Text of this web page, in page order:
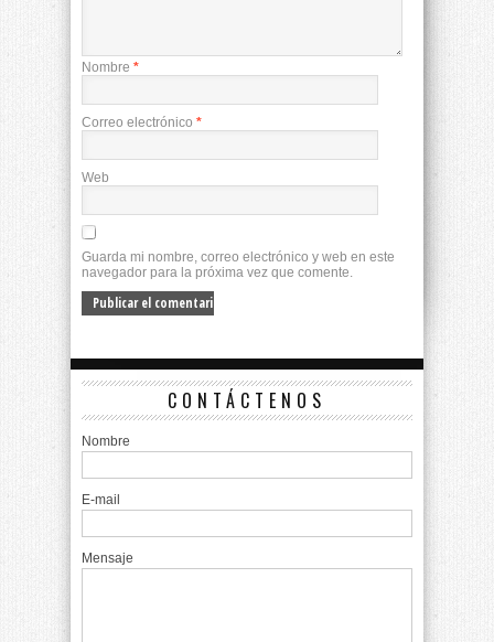
Nombre *
Correo electrónico *
Web
Guarda mi nombre, correo electrónico y web en este
navegador para la próxima vez que comente.
CONTÁCTENOS
Nombre
E-mail
Mensaje